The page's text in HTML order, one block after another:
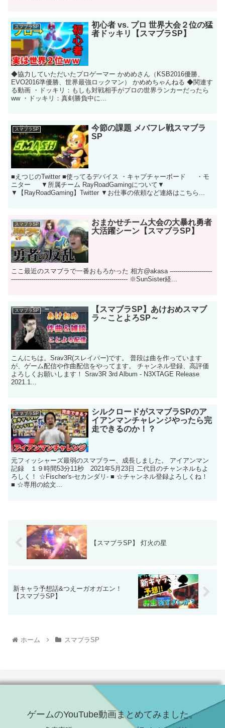
スマブラSP
初心者 vs. プロ 世界大会２位の猛
者ドッキリ【スマブラSP】
◆協力していただいたプロゲーマー かめめさん（KSB2016優勝、
EVO2016準優勝、世界最強ロックマン） かめめちゃんねる ◆関連す
る動画 ・ドッキリ：もしも対戦相手がプロの世界ランカーだったら
ww ・ドッキリ：真剣勝負中に...
スマブラSP
今節の課題 メバフレ戦スマブラ
SP
■えつじのTwitter ■使ってるデバイス ・キャプチャーボード ・モ
ニター ▼所属チーム RayRoadGamingについて▼
▼【RayRoadGaming】Twitter ▼お仕事の依頼など連絡はこちら...
スマブラSP
おまかせチーム大会の大暴れ勇者
大活躍シーン【スマブラSP】
ここ最近のスマブラで一番おもろかった 相方@akasa ---------------------
---------------------------------------------------------- ※SunSister経...
スマブラSP
【スマブラSP】あけおめスマブ
ラ～ことよろSP～
こんにちは。Srav3R(スレイバー)です。 普段は曲を作っています
が、ゲーム配信や作曲配信をやってます。 チャンネル登録、高評価
よろしくお願いします！ Srav3R 3rd Album - N3XTAGE Release
2021.1...
スマブラSP
シルクロードがスマブラSPのア
イアンマンチャレンジやったら完
走できるのか！？
元フィッシャーズ最弱のスマブラー、成長しました。 アイアンマン
記録 １９時間53分11秒 2021年5月23日 二代目のチャンネルもよ
ろしく！ ☆Fischer's-セカンダリ- ■ ☆チャンネル登録よろしくね！
■ ☆専用の絵文...
【スマブラSP】 灯火の星
新キャラ予想話&つえーガオガエン！
【スマブラSP】
ホーム スマブラSP
ゲームのYouTube動画まとめてみました。